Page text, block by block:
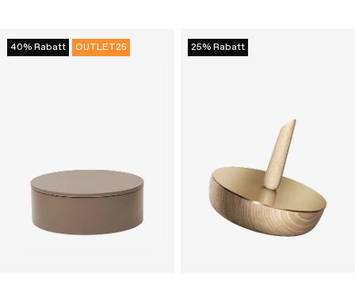
40% Rabatt OUTLET25 25% Rabatt